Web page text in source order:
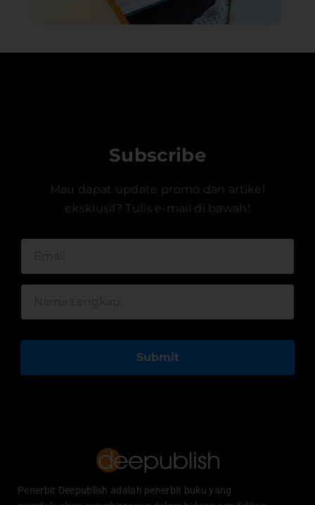
Subscribe
Mau dapat update promo dan artikel
eksklusif? Tulis e-mail di bawah!
Submit
Penerbit Deepublish adalah penerbit buku yang